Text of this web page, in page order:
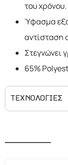
του χρόνου.
Ύφασμα
αντίσταση
Στεγνώνει
65%
ΤΕΧΝΟΛΟΓΙΕΣ